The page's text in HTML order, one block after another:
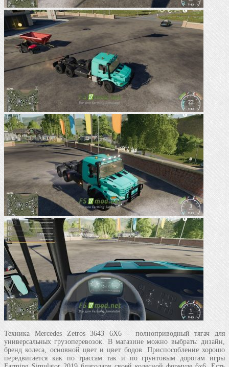
Техника Mercedes Zetros 3643 6X6 – полноприводный тягач для
универсальных грузоперевозок. В магазине можно выбрать: дизайн,
бренд колеса, основной цвет и цвет бодов. Приспособление хорошо
передвигается как по трассам так и по грунтовым дорогам игры